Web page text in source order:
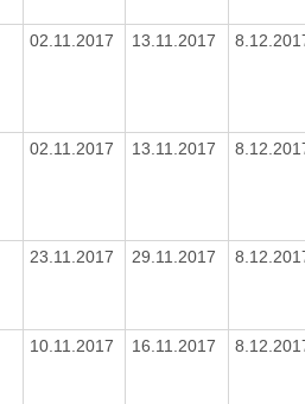
02.11.2017 13.11.2017
02.11.2017 13.11.2017
23.11.2017 29.11.2017
10.11.2017 16.11.2017